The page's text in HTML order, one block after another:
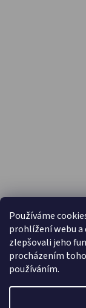
Používáme
prohlížení webu a
zlepšovali jeho
procházením
používáním.